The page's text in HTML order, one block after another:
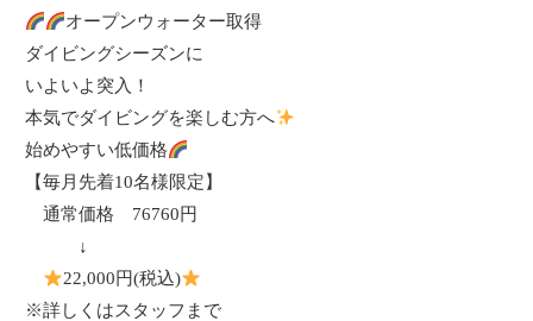
オープンウォーター取得
ダイビングシーズンに
いよいよ突入！
本気でダイビングを楽しむ方へ
始めやすい低価格
【毎月先着10名様限定】
通常価格 76760円
↓
22,000円(税込)
※詳しくはスタッフまで